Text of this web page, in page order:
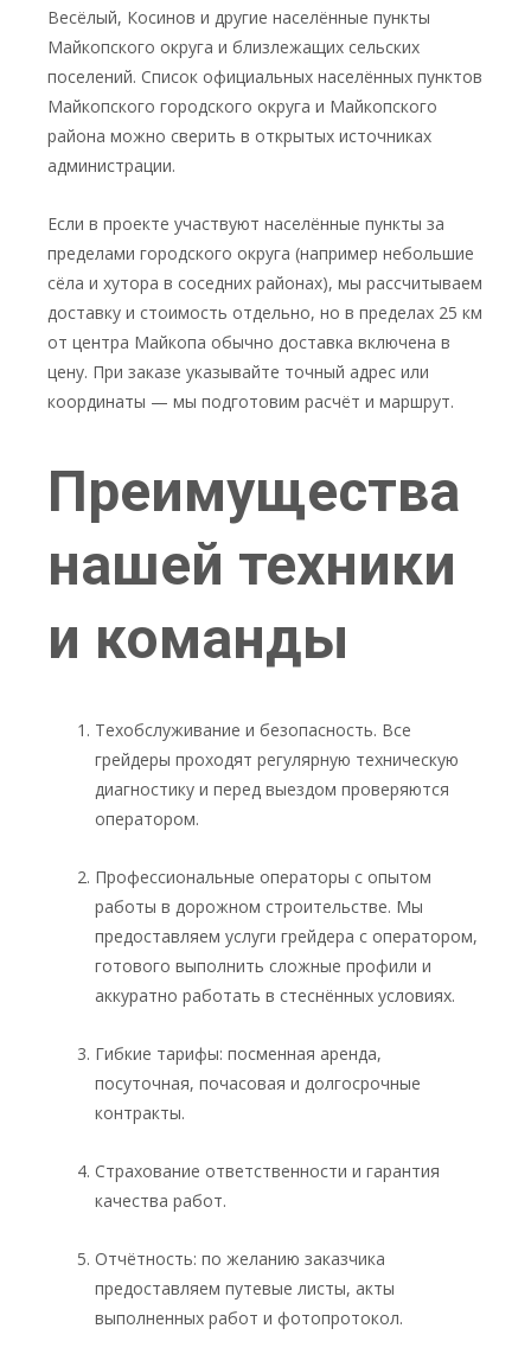
Весёлый, Косинов и другие населённые пункты
Майкопского округа и близлежащих сельских
поселений. Список официальных населённых пунктов
Майкопского городского округа и Майкопского
района можно сверить в открытых источниках
администрации.
Если в проекте участвуют населённые пункты за
пределами городского округа (например небольшие
сёла и хутора в соседних районах), мы рассчитываем
доставку и стоимость отдельно, но в пределах 25 км
от центра Майкопа обычно доставка включена в
цену. При заказе указывайте точный адрес или
координаты — мы подготовим расчёт и маршрут.
Преимущества
нашей техники
и команды
Техобслуживание и безопасность. Все
грейдеры проходят регулярную техническую
диагностику и перед выездом проверяются
оператором.
Профессиональные операторы с опытом
работы в дорожном строительстве. Мы
предоставляем услуги грейдера с оператором,
готового выполнить сложные профили и
аккуратно работать в стеснённых условиях.
Гибкие тарифы: посменная аренда,
посуточная, почасовая и долгосрочные
контракты.
Страхование ответственности и гарантия
качества работ.
Отчётность: по желанию заказчика
предоставляем путевые листы, акты
выполненных работ и фотопротокол.